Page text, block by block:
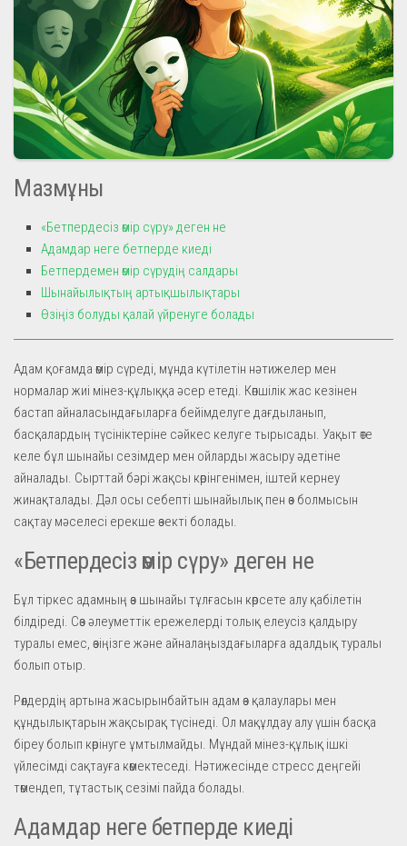
Мазмұны
«Бетпердесіз өмір сүру» деген не
Адамдар неге бетперде киеді
Бетпердемен өмір сүрудің салдары
Шынайылықтың артықшылықтары
Өзіңіз болуды қалай үйренуге болады
Адам қоғамда өмір сүреді, мұнда күтілетін нәтижелер мен
нормалар жиі мінез-құлыққа әсер етеді. Көпшілік жас кезінен
бастап айналасындағыларға бейімделуге дағдыланып,
басқалардың түсініктеріне сәйкес келуге тырысады. Уақыт өте
келе бұл шынайы сезімдер мен ойларды жасыру әдетіне
айналады. Сырттай бәрі жақсы көрінгенімен, іштей кернеу
жинақталады. Дәл осы себепті шынайылық пен өз болмысын
сақтау мәселесі ерекше өзекті болады.
«Бетпердесіз өмір сүру» деген не
Бұл тіркес адамның өз шынайы тұлғасын көрсете алу қабілетін
білдіреді. Сөз әлеуметтік ережелерді толық елеусіз қалдыру
туралы емес, өзіңізге және айналаңыздағыларға адалдық туралы
болып отыр.
Рөлдердің артына жасырынбайтын адам өз қалаулары мен
құндылықтарын жақсырақ түсінеді. Ол мақұлдау алу үшін басқа
біреу болып көрінуге ұмтылмайды. Мұндай мінез-құлық ішкі
үйлесімді сақтауға көмектеседі. Нәтижесінде стресс деңгейі
төмендеп, тұтастық сезімі пайда болады.
Адамдар неге бетперде киеді